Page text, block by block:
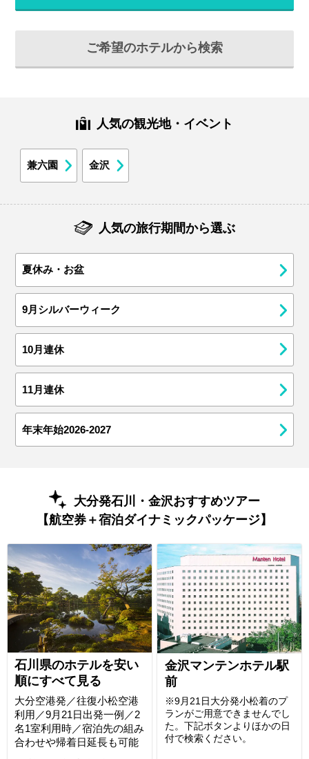
ご希望のホテルから検索
人気の観光地・イベント
兼六園 金沢
人気の旅行期間から選ぶ
夏休み・お盆
9月シルバーウィーク
10月連休
11月連休
年末年始2026-2027
大分発石川・金沢おすすめツアー
【航空券＋宿泊ダイナミックパッケージ】
石川県のホテルを安い
順にすべて見る
大分空港発／往復小松空港
利用／9月21日出発一例／2
名1室利用時／宿泊先の組み
合わせや帰着日延長も可能
金沢マンテンホテル駅
前
※9月21日大分発小松着のプ
ランがご用意できませんでし
た。下記ボタンよりほかの日
付で検索ください。